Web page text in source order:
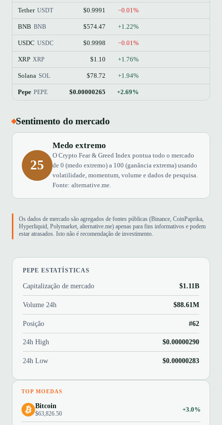
Tether USDT $0.9991 −0.01%
BNB BNB $574.47 +1.22%
USDC USDC $0.9998 −0.01%
XRP XRP $1.10 +1.76%
Solana SOL $78.72 +1.94%
Pepe PEPE $0.00000265 +2.69%
Sentimento do mercado
25
Medo extremo
O Crypto Fear & Greed Index pontua todo o mercado
de 0 (medo extremo) a 100 (ganância extrema) usando
volatilidade, momentum, volume e dados de pesquisa.
Fonte: alternative.me.
Os dados de mercado são agregados de fontes públicas (Binance, CoinPaprika,
Hyperliquid, Polymarket, alternative.me) apenas para fins informativos e podem
estar atrasados. Isto não é recomendação de investimento.
PEPE ESTATÍSTICAS
Capitalização de mercado $1.11B
Volume 24h $88.61M
Posição #62
24h High $0.00000290
24h Low $0.00000283
TOP MOEDAS
Bitcoin
$63,826.50
+3.0%